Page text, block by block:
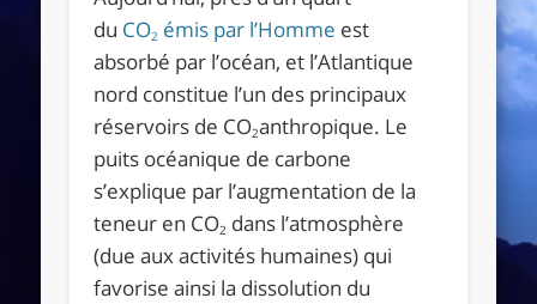
du CO2 émis par l’Homme est
absorbé par l’océan, et l’Atlantique
nord constitue l’un des principaux
réservoirs de CO2anthropique. Le
puits océanique de carbone
s’explique par l’augmentation de la
teneur en CO2 dans l’atmosphère
(due aux activités humaines) qui
favorise ainsi la dissolution du